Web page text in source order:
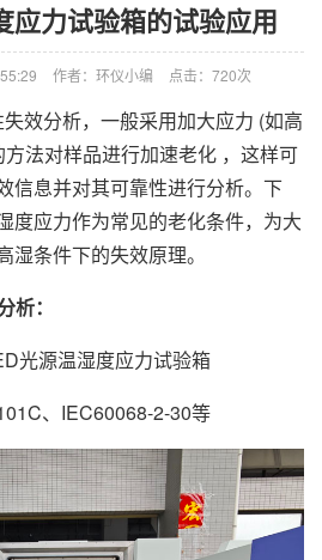
应力试验箱的试验应用
作者：环仪小编 点击： 720次
效分析，一般采用加大应力 (如高
法对样品进行加速老化 ，这样可
信息并对其可靠性进行分析。下
度应力作为常见的老化条件，为大
条件下的失效原理。
析：
光源温湿度应力试验箱
、IEC60068-2-30等